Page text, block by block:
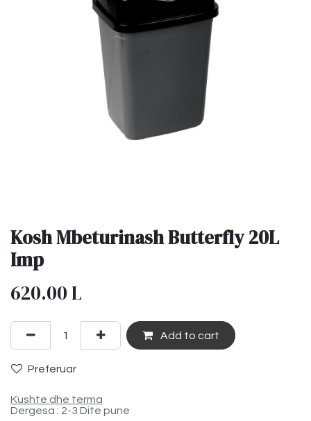
Kosh Mbeturinash Butterfly 20L
Imp
620.00L
Add to cart
Preferuar
Kushte dhe terma
Dergesa : 2-3 Dite pune